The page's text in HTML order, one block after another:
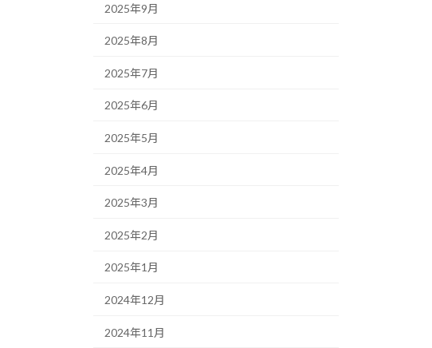
2025年9月
2025年8月
2025年7月
2025年6月
2025年5月
2025年4月
2025年3月
2025年2月
2025年1月
2024年12月
2024年11月